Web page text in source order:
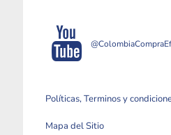
Políticas, Terminos y
Mapa del Sitio